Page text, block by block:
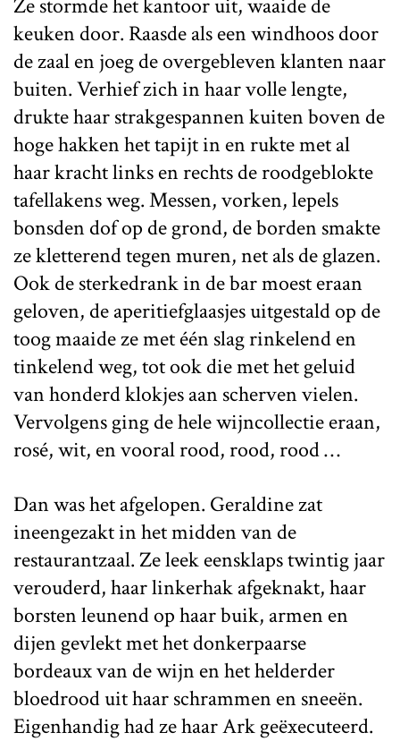
keuken door. Raasde als een windhoos door
de zaal en joeg de overgebleven klanten naar
buiten. Verhief zich in haar volle lengte,
drukte haar strakgespannen kuiten boven de
hoge hakken het tapijt in en rukte met al
haar kracht links en rechts de roodgeblokte
tafellakens weg. Messen, vorken, lepels
bonsden dof op de grond, de borden smakte
ze kletterend tegen muren, net als de glazen.
Ook de sterkedrank in de bar moest eraan
geloven, de aperitiefglaasjes uitgestald op de
toog maaide ze met één slag rinkelend en
tinkelend weg, tot ook die met het geluid
van honderd klokjes aan scherven vielen.
Vervolgens ging de hele wijncollectie eraan,
rosé, wit, en vooral rood, rood, rood …
Dan was het afgelopen. Geraldine zat
ineengezakt in het midden van de
restaurantzaal. Ze leek eensklaps twintig jaar
verouderd, haar linkerhak afgeknakt, haar
borsten leunend op haar buik, armen en
dijen gevlekt met het donkerpaarse
bordeaux van de wijn en het helderder
bloedrood uit haar schrammen en sneeën.
Eigenhandig had ze haar Ark geëxecuteerd.